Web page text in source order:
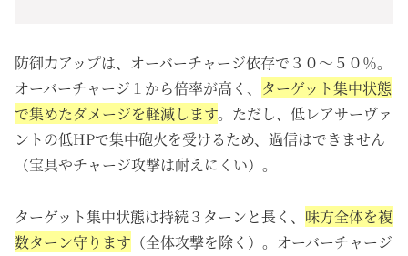
防御力アップは、オーバーチャージ依存で３０～５０％。
オーバーチャージ１から倍率が高く、 ターゲット集中状態
で集めたダメージを軽減します。ただし、低レアサーヴァ
ントの低HPで集中砲火を受けるため、過信はできません
（宝具やチャージ攻撃は耐えにくい）。
ターゲット集中状態は持続３ターンと長く、 味方全体を複
数ターン守ります （全体攻撃を除く）。オーバーチャージ